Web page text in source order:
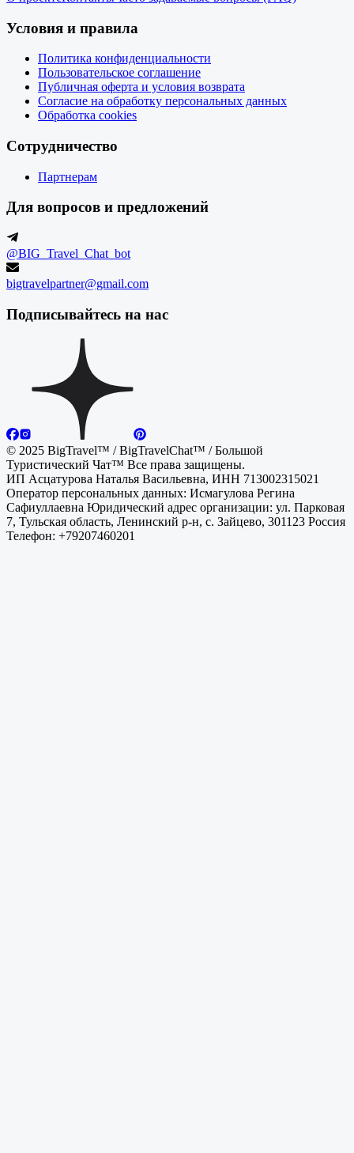
Условия и правила
Политика конфиденциальности
Пользовательское соглашение
Публичная оферта и условия возврата
Согласие на обработку персональных данных
Обработка cookies
Сотрудничество
Партнерам
Для вопросов и предложений
@BIG_Travel_Chat_bot
bigtravelpartner@gmail.com
Подписывайтесь на нас
© 2025 BigTravel™ / BigTravelChat™ / Большой
Туристический Чат™ Все права защищены.
ИП Асцатурова Наталья Васильевна, ИНН 713002315021
Оператор персональных данных: Исмагулова Регина
Сафиуллаевна Юридический адрес организации: ул. Парковая
7, Тульская область, Ленинский р-н, с. Зайцево, 301123 Россия
Телефон: +79207460201